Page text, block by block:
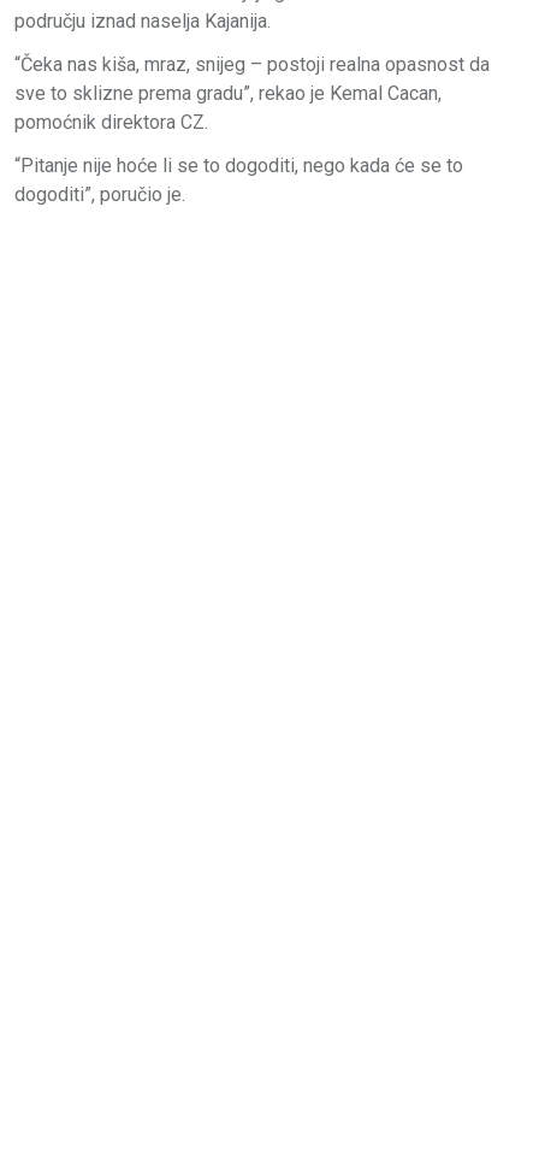
području iznad naselja Kajanija.
“Čeka nas kiša, mraz, snijeg – postoji realna opasnost da
sve to sklizne prema gradu”, rekao je Kemal Cacan,
pomoćnik direktora CZ.
“Pitanje nije hoće li se to dogoditi, nego kada će se to
dogoditi”, poručio je.